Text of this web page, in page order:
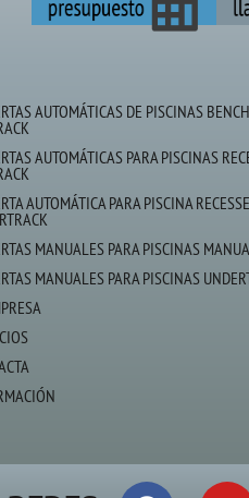
AUTOMÁTICAS DE PISCINAS
AUTOMÁTICAS PARA PISCINAS
AUTOMÁTICA PARA PISCINA
MANUALES PARA PISCINAS
MANUALES PARA PISCINAS